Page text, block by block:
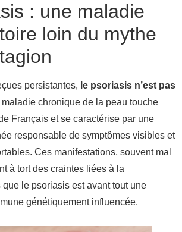
: une maladie
loin du mythe
persistantes, le psoriasis n’est pas
maladie chronique de la peau touche
Français et se caractérise par une
responsable de symptômes visibles et
Ces manifestations, souvent mal
à tort des craintes liées à la
le psoriasis est avant tout une
génétiquement influencée.